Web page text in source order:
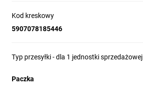
Kod kreskowy
5907078185446
Typ przesyłki - dla 1 jednostki sprzedażowej
Paczka